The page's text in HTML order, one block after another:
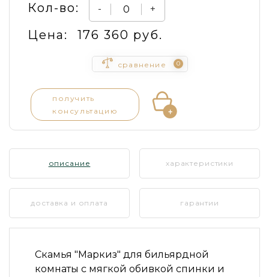
Кол-во: - +
Цена: 176 360 руб.
сравнение 0
получить
консультацию
описание характеристики
доставка и оплата гарантии
Скамья "Маркиз" для бильярдной
комнаты с мягкой обивкой спинки и